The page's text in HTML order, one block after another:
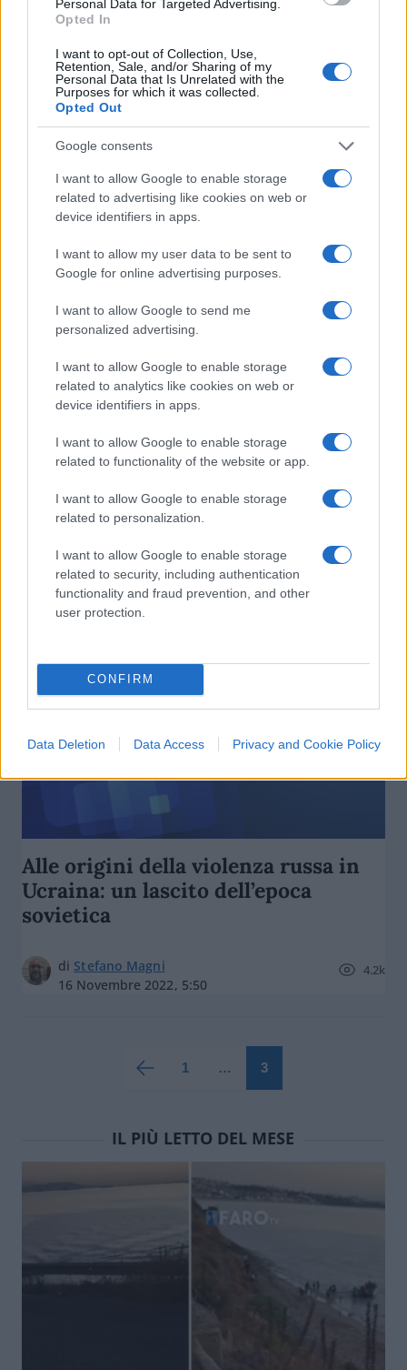
Personal Data for Targeted Advertising.
Opted In
I want to opt-out of Collection, Use,
Retention, Sale, and/or Sharing of my
Personal Data that Is Unrelated with the
Purposes for which it was collected.
Opted Out
Google consents
I want to allow Google to enable storage
related to advertising like cookies on web or
device identifiers in apps.
I want to allow my user data to be sent to
Google for online advertising purposes.
I want to allow Google to send me
personalized advertising.
I want to allow Google to enable storage
related to analytics like cookies on web or
device identifiers in apps.
I want to allow Google to enable storage
related to functionality of the website or app.
I want to allow Google to enable storage
related to personalization.
I want to allow Google to enable storage
related to security, including authentication
functionality and fraud prevention, and other
user protection.
CONFIRM
Data Deletion Data Access Privacy and Cookie Policy
L’Ucraina può vincere, alla Russia
manca una strategia coerente
Stefano Magni
21 Gennaio 2023, 5:55
e corruzione lo favoriscono
diAnna Bono
21 Gennaio 2023, 5:51
nicolaporro.it
Alle origini della violenza russa in
Ucraina: un lascito dell’epoca
sovietica
di Stefano Magni
16 Novembre 2022, 5:50
4.2k
1 … 3
IL PIÙ LETTO DEL MESE